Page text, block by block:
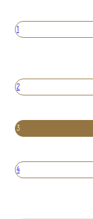
1
2
3
4